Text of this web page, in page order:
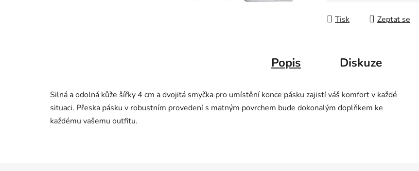
Tisk Zeptat se
Popis Diskuze
Silná a odolná kůže šířky 4 cm a dvojitá smyčka pro umístění konce pásku zajistí váš komfort v každé
situaci. Přeska pásku v robustním provedení s matným povrchem bude dokonalým doplňkem ke
každému vašemu outfitu.